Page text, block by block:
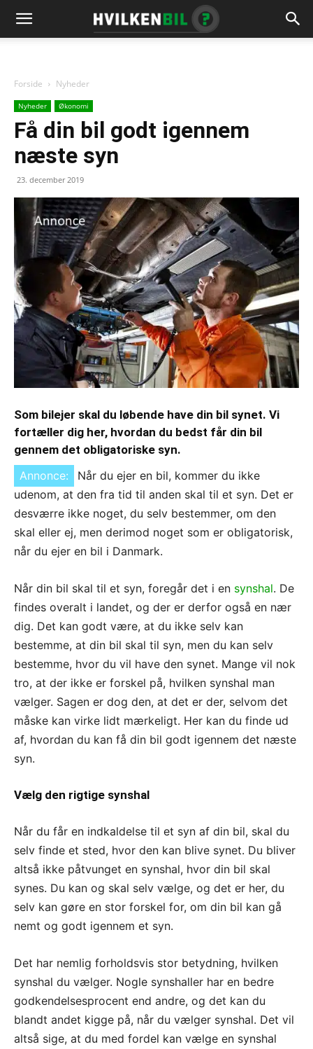
Forside Nyheder
Nyheder Økonomi
Få din bil godt igennem
næste syn
23. december 2019
Som bilejer skal du løbende have din bil synet. Vi
fortæller dig her, hvordan du bedst får din bil
gennem det obligatoriske syn.
Annonce:
Når du ejer en bil, kommer du ikke
udenom, at den fra tid til anden skal til et syn. Det er
desværre ikke noget, du selv bestemmer, om den
skal eller ej, men derimod noget som er obligatorisk,
når du ejer en bil i Danmark.
Når din bil skal til et syn, foregår det i en synshal. De
findes overalt i landet, og der er derfor også en nær
dig. Det kan godt være, at du ikke selv kan
bestemme, at din bil skal til syn, men du kan selv
bestemme, hvor du vil have den synet. Mange vil nok
tro, at der ikke er forskel på, hvilken synshal man
vælger. Sagen er dog den, at det er der, selvom det
måske kan virke lidt mærkeligt. Her kan du finde ud
af, hvordan du kan få din bil godt igennem det næste
syn.
Vælg den rigtige synshal
Når du får en indkaldelse til et syn af din bil, skal du
selv finde et sted, hvor den kan blive synet. Du bliver
altså ikke påtvunget en synshal, hvor din bil skal
synes. Du kan og skal selv vælge, og det er her, du
selv kan gøre en stor forskel for, om din bil kan gå
nemt og godt igennem et syn.
Det har nemlig forholdsvis stor betydning, hvilken
synshal du vælger. Nogle synshaller har en bedre
godkendelsesprocent end andre, og det kan du
blandt andet kigge på, når du vælger synshal. Det vil
altså sige, at du med fordel kan vælge en synshal